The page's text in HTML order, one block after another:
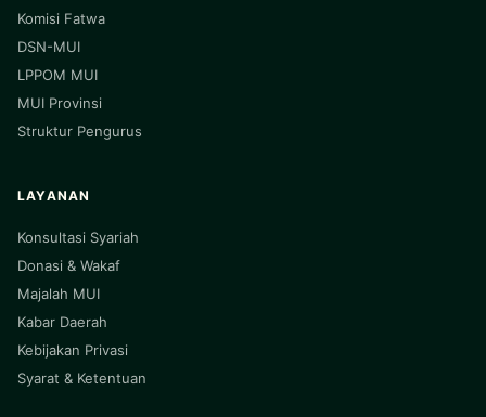
Komisi Fatwa
DSN-MUI
LPPOM MUI
MUI Provinsi
Struktur Pengurus
LAYANAN
Konsultasi Syariah
Donasi & Wakaf
Majalah MUI
Kabar Daerah
Kebijakan Privasi
Syarat & Ketentuan